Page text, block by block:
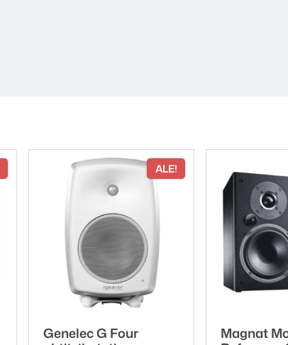
ALE!
Genelec G Four
Magnat